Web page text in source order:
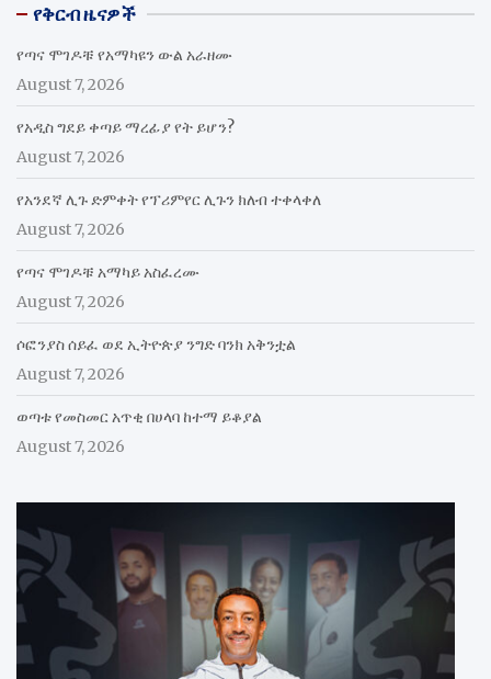
የቅርብ ዜናዎች
የጣና ሞገዶቹ የአማካዩን ውል አራዘሙ
August 7, 2026
የአዲስ ግደይ ቀጣይ ማረፊያ የት ይሆን?
August 7, 2026
የአንደኛ ሊጉ ድምቀት የፕሪምየር ሊጉን ክለብ ተቀላቀለ
August 7, 2026
የጣና ሞገዶቹ አማካይ አስፈረሙ
August 7, 2026
ሶፎንያስ ሰይፈ ወደ ኢትዮጵያ ንግድ ባንክ አቅንቷል
August 7, 2026
ወጣቱ የመስመር አጥቂ በሀላባ ከተማ ይቆያል
August 7, 2026